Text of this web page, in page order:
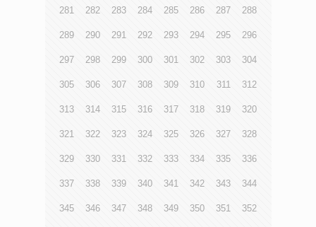
281 282 283 284 285 286 287 288
289 290 291 292 293 294 295 296
297 298 299 300 301 302 303 304
305 306 307 308 309 310 311 312
313 314 315 316 317 318 319 320
321 322 323 324 325 326 327 328
329 330 331 332 333 334 335 336
337 338 339 340 341 342 343 344
345 346 347 348 349 350 351 352